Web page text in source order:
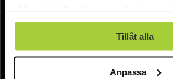
använt deras tjänster.
Tillåt alla
Anpassa
Leverans